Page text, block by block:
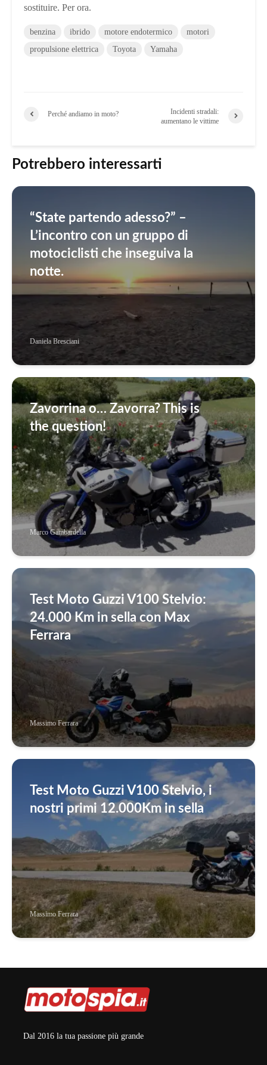
sostituire. Per ora.
benzina ibrido motore endotermico
motori
propulsione elettrica
Toyota Yamaha
Perché andiamo in moto?
Incidenti stradali:
aumentano le vittime
Potrebbero interessarti
“State partendo adesso?” –
L’incontro con un gruppo di
motociclisti che inseguiva la
notte.
Daniela Bresciani
Zavorrina o… Zavorra? This is
the question!
Marco Gambardella
Test Moto Guzzi V100 Stelvio:
24.000 Km in sella con Max
Ferrara
Massimo Ferrara
Test Moto Guzzi V100 Stelvio, i
nostri primi 12.000Km in sella
Massimo Ferrara
Dal 2016 la tua passione più grande